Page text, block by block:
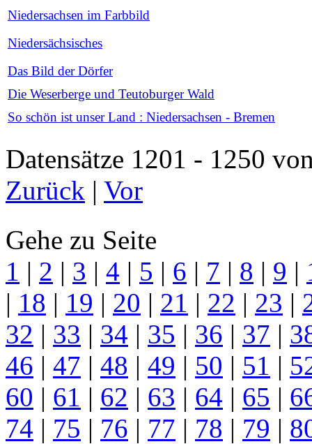
Niedersachsen im Farbbild
Niedersächsisches
Das Bild der Dörfer
Die Weserberge und Teutoburger Wald
So schön ist unser Land : Niedersachsen - Bremen
Datensätze 1201 - 1250
Zurück | Vor
Gehe zu Seite
1 | 2 | 3 | 4 | 5 | 6 | 7 | 8 | 9 |
| 18 | 19 | 20 | 21 | 22 | 23 |
32 | 33 | 34 | 35 | 36 | 37 |
46 | 47 | 48 | 49 | 50 | 51 |
60 | 61 | 62 | 63 | 64 | 65 |
74 | 75 | 76 | 77 | 78 | 79 |